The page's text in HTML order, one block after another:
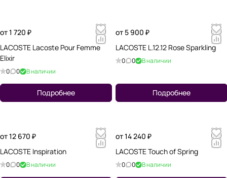
от 1 720 ₽
LACOSTE Lacoste Pour Femme
Elixir
0 0 В наличии
Подробнее
от 5 900 ₽
LACOSTE L.12.12 Rose Sparkling
0 0 В наличии
Подробнее
от 12 670 ₽
LACOSTE Inspiration
0 0 В наличии
от 14 240 ₽
LACOSTE Touch of Spring
0 0 В наличии